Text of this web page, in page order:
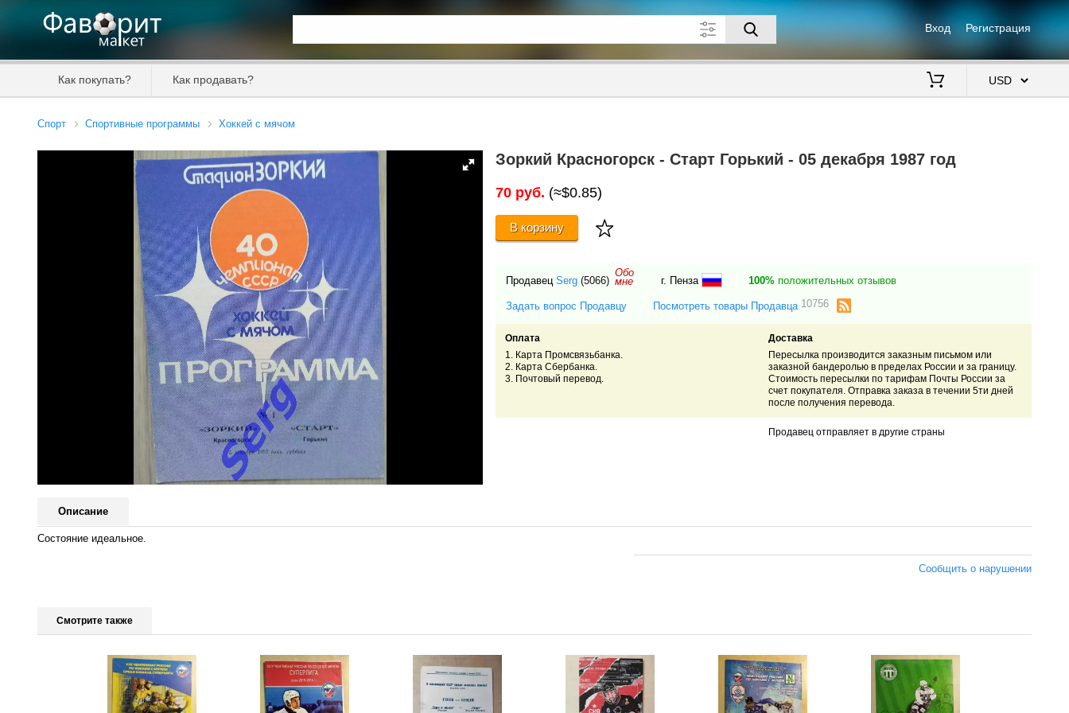
Вход Регистрация
Как покупать? Как продавать?
Спорт Спортивные программы Хоккей с мячом
Зоркий Красногорск - Старт Горький - 05 декабря 1987 год
70 руб. (≈$0.85)
В корзину
Продавец Serg (5066)
Обо
мне г. Пенза 100%положительных отзывов
Задать вопрос Продавцу Посмотреть товары Продавца 10756
Оплата
1. Карта Промсвязьбанка.
2. Карта Сбербанка.
3. Почтовый перевод.
Доставка
Пересылка производится заказным письмом или
заказной бандеролью в пределах России и за границу.
Стоимость пересылки по тарифам Почты России за
счет покупателя. Отправка заказа в течении 5ти дней
после получения перевода.
Продавец отправляет в другие страны
Описание
Состояние идеальное.
Сообщить о нарушении
Смотрите также